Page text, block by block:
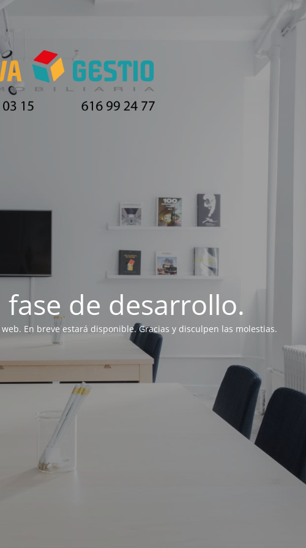
fase de desarrollo.
En breve estará disponible. Gracias y disculpen las molestias.